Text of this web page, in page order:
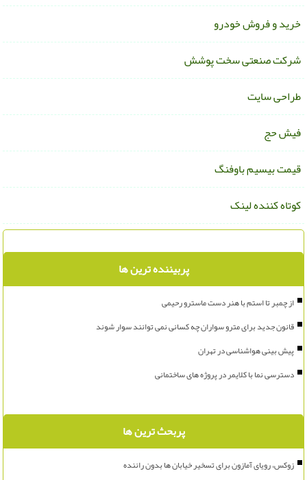
و فروش خودرو
صنعتی سخت پوشش
سایت
حج
بیسیم باوفنگ
کننده لینک
پربیننده ترین ها
از چمبر تا استم با هنر دست ماسترو رحیمی
قانون جدید برای مترو سواران چه کسانی نمی توانند سوار شوند
پیش بینی هواشناسی در تهران
دسترسی نما با کلایمر در پروژه های ساختمانی
پربحث ترین ها
زوکس، رویای آمازون برای تسخیر خیابان ها بدون راننده